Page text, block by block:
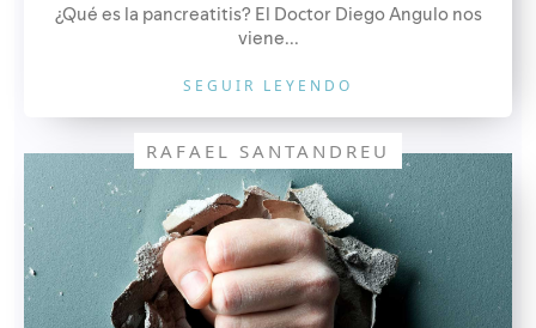
¿Qué es la pancreatitis? El Doctor Diego Angulo nos
viene...
SEGUIR LEYENDO
RAFAEL SANTANDREU